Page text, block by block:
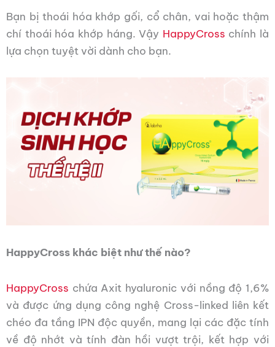
Bạn bị thoái hóa khớp gối, cổ chân, vai hoặc thậm
chí thoái hóa khớp háng. Vậy HappyCross chính là
lựa chọn tuyệt vời dành cho bạn.
HappyCross khác biệt như thế nào?
HappyCross chứa Axit hyaluronic với nồng độ 1,6%
và được ứng dụng công nghệ Cross-linked liên kết
chéo đa tầng IPN độc quyền, mang lại các đặc tính
về độ nhớt và tính đàn hồi vượt trội, kết hợp với